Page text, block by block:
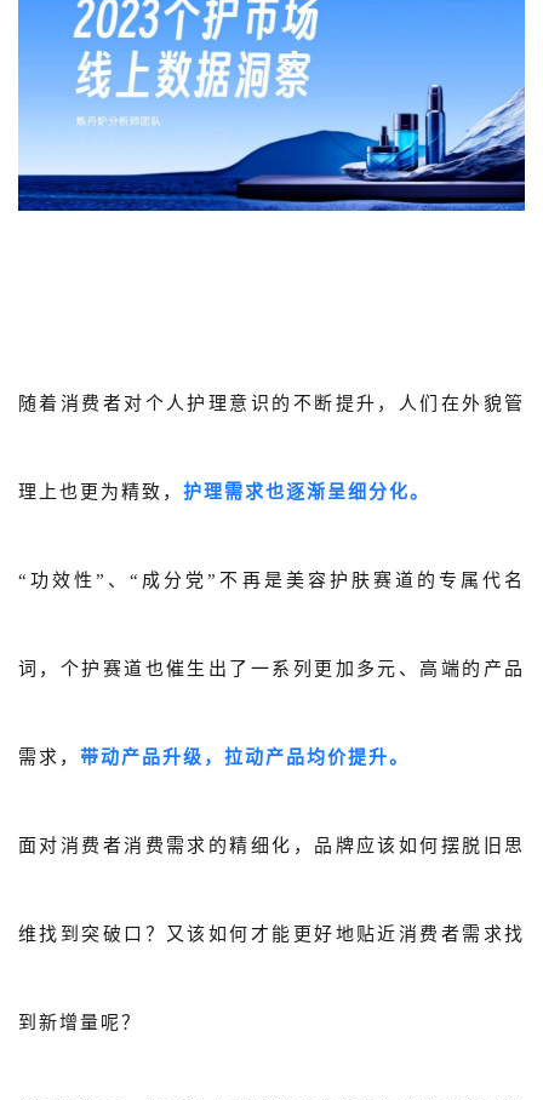
消费者说
解决方案
电商解决方案
关于我们
随着消费者对个人护理意识的不断提升，人们在外貌管
理上也更为精致， 护理需求也逐渐呈细分化。
“功效性”、“成分党”不再是美容护肤赛道的专属代名
词，个护赛道也催生出了一系列更加多元、高端的产品
需求， 带动产品升级，拉动产品均价提升。
面对消费者消费需求的精细化，品牌应该如何摆脱旧思
维找到突破口？又该如何才能更好地贴近消费者需求找
到新增量呢？